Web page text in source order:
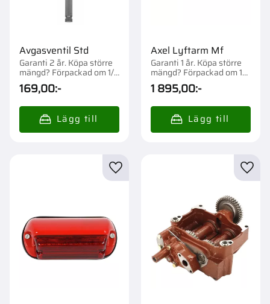
Avgasventil Std
Garanti 2 år. Köpa större
mängd? Förpackad om 1/4
st.
169,00:-
Axel Lyftarm Mf
Garanti 1 år. Köpa större
mängd? Förpackad om 1
st.
1 895,00:-
Lägg till i favoriter